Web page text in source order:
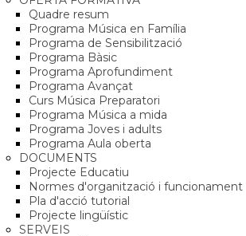
Quadre resum
Programa Música en Família
Programa de Sensibilització
Programa Bàsic
Programa Aprofundiment
Programa Avançat
Curs Música Preparatori
Programa Música a mida
Programa Joves i adults
Programa Aula oberta
DOCUMENTS
Projecte Educatiu
Normes d'organització i
Pla d'acció tutorial
Projecte lingüístic
SERVEIS